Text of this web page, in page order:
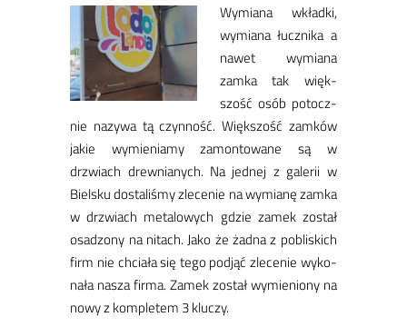
Wy­mia­na wkład­ki,
wy­mia­na łucz­ni­ka a
na­wet wy­mia­na
zam­ka tak więk­
szość osób po­tocz­
nie na­zy­wa tą czyn­ność. Więk­szość zam­ków
ja­kie wy­mie­nia­my za­mon­to­wa­ne są w
drzwiach drew­nia­nych. Na jed­nej z ga­le­rii w
Biel­sku do­sta­li­śmy zle­ce­nie na wy­mia­nę zam­ka
w drzwiach me­ta­lo­wych gdzie za­mek zo­stał
osa­dzo­ny na ni­tach. Ja­ko że żad­na z po­bli­skich
firm nie chcia­ła się te­go pod­jąć zle­ce­nie wy­ko­
na­ła na­sza fir­ma. Za­mek zo­stał wy­mie­nio­ny na
no­wy z kom­ple­tem 3 klu­czy.